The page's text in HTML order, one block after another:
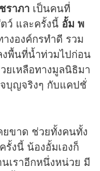
ราภา เป็นคนที่
ว์ และครั้งนี้ อั้ม พ
งองค์กรทำดี รวม
พื้นที่น้ำท่วมไปก่อน
เหลือทางมูลนิธิมา
บุญจริงๆ กับแคปชั่
ขาด ช่วยทั้งคนทั้ง
งนี้ น้องอั้มเองก็
เราอีกหนึ่งหน่วย มี